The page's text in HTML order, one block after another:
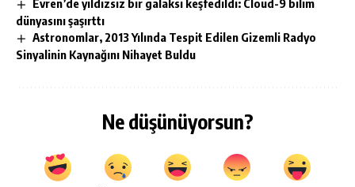
Evren’de yıldızsız bir galaksi keşfedildi: Cloud-9 bilim
dünyasını şaşırttı
Astronomlar, 2013 Yılında Tespit Edilen Gizemli Radyo
Sinyalinin Kaynağını Nihayet Buldu
Ne düşünüyorsun?